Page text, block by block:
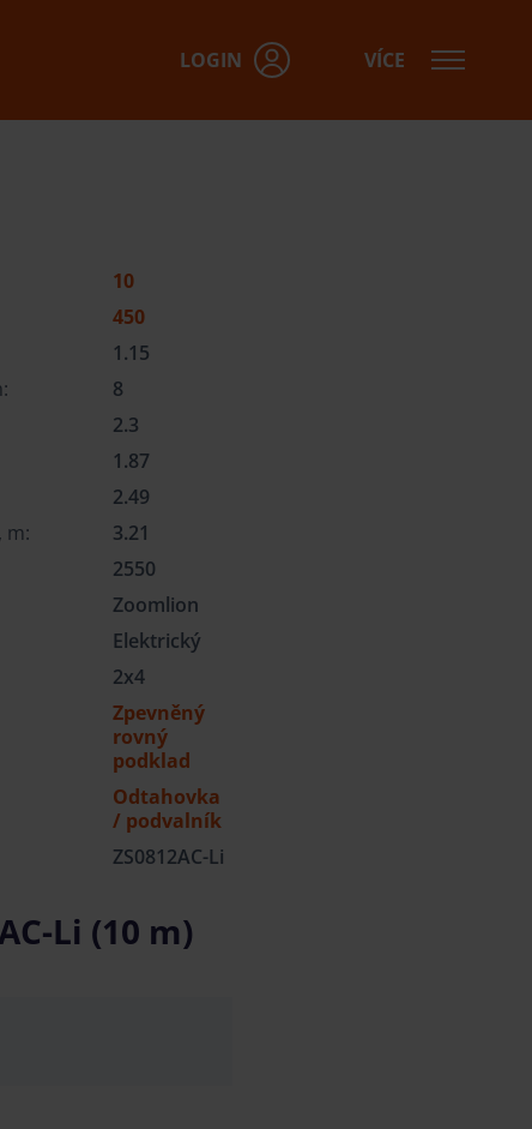
LOGIN VÍCE
10
450
1.15
8
2.3
1.87
2.49
m:
3.21
2550
Zoomlion
Elektrický
2x4
Zpevněný
rovný
podklad
Odtahovka
/ podvalník
ZS0812AC-Li
Li (10 m)